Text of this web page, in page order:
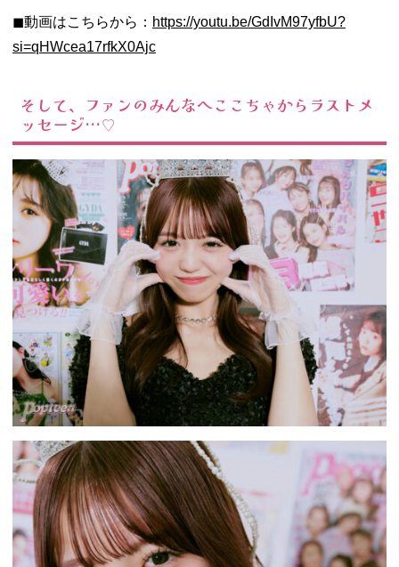
◼︎動画はこちらから： https://youtu.be/GdIvM97yfbU?
si=qHWcea17rfkX0Ajc
そして、ファンのみんなへここちゃからラストメ
ッセージ…♡